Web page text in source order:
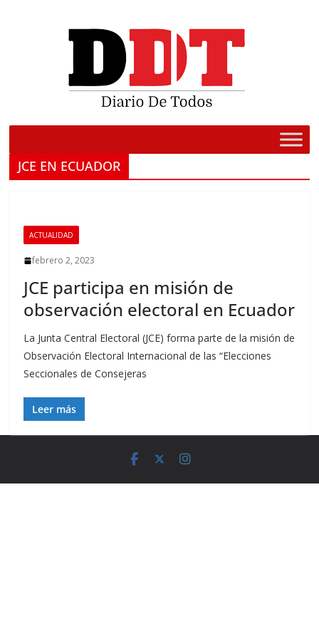
JCE EN ECUADOR
ACTUALIDAD
febrero 2, 2023
JCE participa en misión de
observación electoral en Ecuador
La Junta Central Electoral (JCE) forma parte de la misión de
Observación Electoral Internacional de las “Elecciones
Seccionales de Consejeras
Leer más